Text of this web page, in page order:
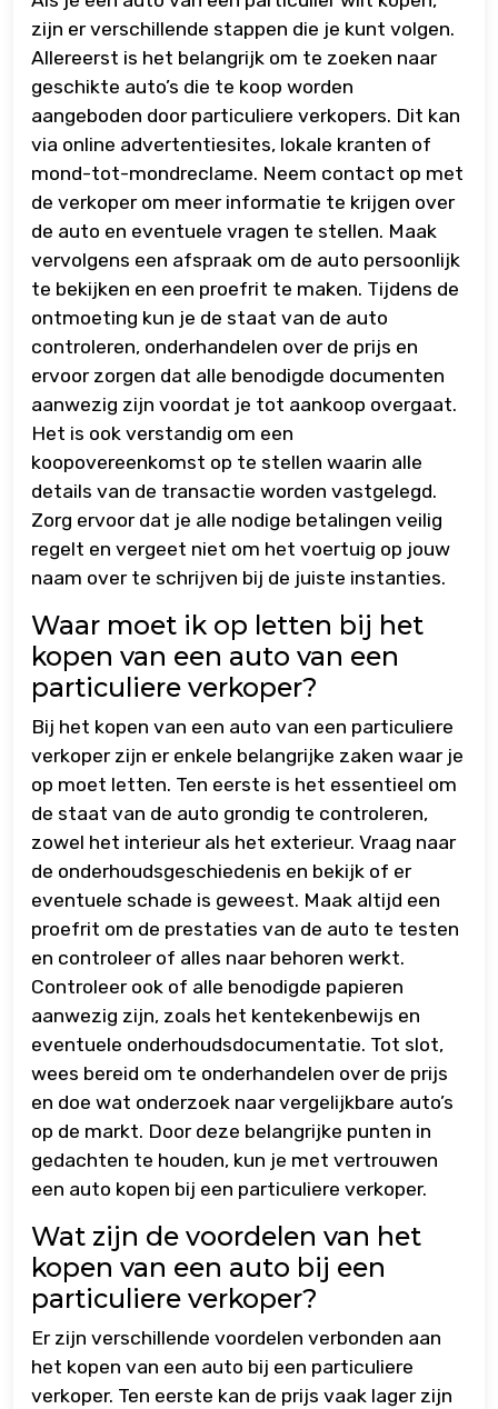
zijn er verschillende stappen die je kunt volgen.
Allereerst is het belangrijk om te zoeken naar
geschikte auto’s die te koop worden
aangeboden door particuliere verkopers. Dit kan
via online advertentiesites, lokale kranten of
mond-tot-mondreclame. Neem contact op met
de verkoper om meer informatie te krijgen over
de auto en eventuele vragen te stellen. Maak
vervolgens een afspraak om de auto persoonlijk
te bekijken en een proefrit te maken. Tijdens de
ontmoeting kun je de staat van de auto
controleren, onderhandelen over de prijs en
ervoor zorgen dat alle benodigde documenten
aanwezig zijn voordat je tot aankoop overgaat.
Het is ook verstandig om een
koopovereenkomst op te stellen waarin alle
details van de transactie worden vastgelegd.
Zorg ervoor dat je alle nodige betalingen veilig
regelt en vergeet niet om het voertuig op jouw
naam over te schrijven bij de juiste instanties.
Waar moet ik op letten bij het
kopen van een auto van een
particuliere verkoper?
Bij het kopen van een auto van een particuliere
verkoper zijn er enkele belangrijke zaken waar je
op moet letten. Ten eerste is het essentieel om
de staat van de auto grondig te controleren,
zowel het interieur als het exterieur. Vraag naar
de onderhoudsgeschiedenis en bekijk of er
eventuele schade is geweest. Maak altijd een
proefrit om de prestaties van de auto te testen
en controleer of alles naar behoren werkt.
Controleer ook of alle benodigde papieren
aanwezig zijn, zoals het kentekenbewijs en
eventuele onderhoudsdocumentatie. Tot slot,
wees bereid om te onderhandelen over de prijs
en doe wat onderzoek naar vergelijkbare auto’s
op de markt. Door deze belangrijke punten in
gedachten te houden, kun je met vertrouwen
een auto kopen bij een particuliere verkoper.
Wat zijn de voordelen van het
kopen van een auto bij een
particuliere verkoper?
Er zijn verschillende voordelen verbonden aan
het kopen van een auto bij een particuliere
verkoper. Ten eerste kan de prijs vaak lager zijn